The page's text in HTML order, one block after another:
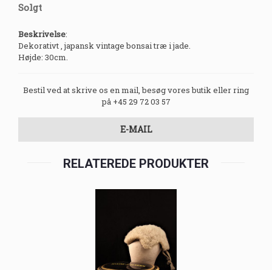
Solgt
Beskrivelse:
Dekorativt , japansk vintage bonsai træ i jade.
Højde: 30cm.
Bestil ved at skrive os en mail, besøg vores butik eller ring
på +45 29 72 03 57
E-MAIL
RELATEREDE PRODUKTER